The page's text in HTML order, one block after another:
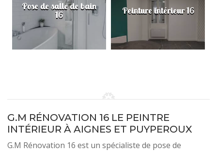
Pose de salle de bain
16 Peinture intérieur 16
G.M RÉNOVATION 16 LE PEINTRE
INTÉRIEUR À AIGNES ET PUYPEROUX
G.M Rénovation 16 est un spécialiste de pose de